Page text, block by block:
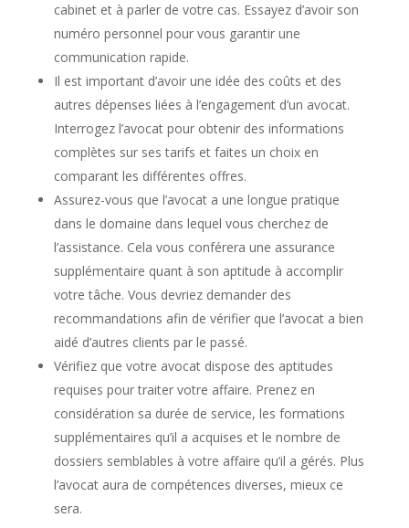
cabinet et à parler de votre cas. Essayez d’avoir son
numéro personnel pour vous garantir une
communication rapide.
Il est important d’avoir une idée des coûts et des
autres dépenses liées à l’engagement d’un avocat.
Interrogez l’avocat pour obtenir des informations
complètes sur ses tarifs et faites un choix en
comparant les différentes offres.
Assurez-vous que l’avocat a une longue pratique
dans le domaine dans lequel vous cherchez de
l’assistance. Cela vous conférera une assurance
supplémentaire quant à son aptitude à accomplir
votre tâche. Vous devriez demander des
recommandations afin de vérifier que l’avocat a bien
aidé d’autres clients par le passé.
Vérifiez que votre avocat dispose des aptitudes
requises pour traiter votre affaire. Prenez en
considération sa durée de service, les formations
supplémentaires qu’il a acquises et le nombre de
dossiers semblables à votre affaire qu’il a gérés. Plus
l’avocat aura de compétences diverses, mieux ce
sera.